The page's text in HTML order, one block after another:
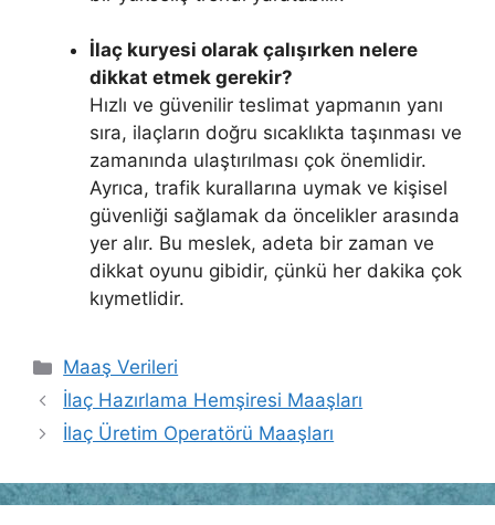
İlaç kuryesi olarak çalışırken nelere
dikkat etmek gerekir?
Hızlı ve güvenilir teslimat yapmanın yanı
sıra, ilaçların doğru sıcaklıkta taşınması ve
zamanında ulaştırılması çok önemlidir.
Ayrıca, trafik kurallarına uymak ve kişisel
güvenliği sağlamak da öncelikler arasında
yer alır. Bu meslek, adeta bir zaman ve
dikkat oyunu gibidir, çünkü her dakika çok
kıymetlidir.
Kategoriler
Maaş Verileri
İlaç Hazırlama Hemşiresi Maaşları
İlaç Üretim Operatörü Maaşları